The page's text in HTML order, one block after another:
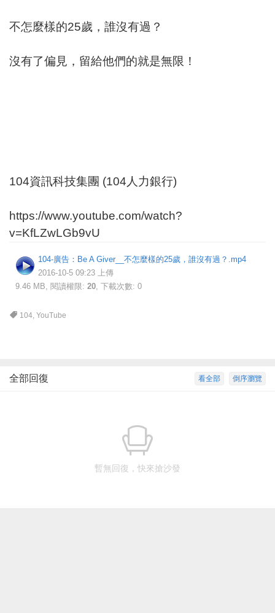
不怎麼樣的25歲，誰沒有過？
沒有了偏見，留給他們的就是無限！
104資訊科技集團 (104人力銀行)
https://www.youtube.com/watch?
v=KfLZwLGb9vU
104-廣告：Be A Giver__不怎麼樣的25歲，誰沒有過？.mp4
2016-10-5 09:23 上傳
9.46 MB, 閱讀權限: 20, 下載次數: 0
104,YouTube
倒序瀏覽
看全部
全部回復
暫無回復，快來搶沙發